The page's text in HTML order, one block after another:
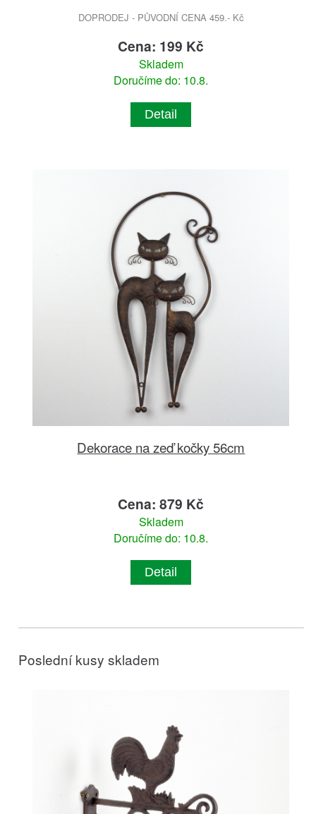
DOPRODEJ - PŮVODNÍ CENA 459.- Kč
Cena: 199 Kč
Skladem
Doručíme do: 10.8.
Detail
Dekorace na zeď kočky 56cm
Cena: 879 Kč
Skladem
Doručíme do: 10.8.
Detail
Poslední kusy skladem